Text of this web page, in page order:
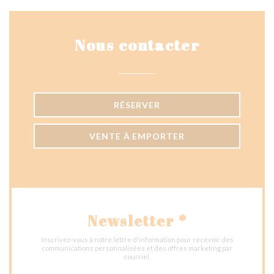
Nous contacter
RÉSERVER
VENTE À EMPORTER
Newsletter *
Inscrivez-vous à notre lettre d'information pour recevoir des
communications personnalisées et des offres marketing par
courriel.